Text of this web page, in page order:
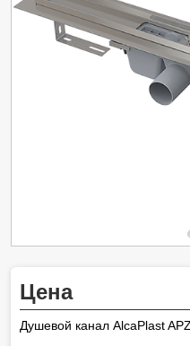
Цена
Душевой канал AlcaPlast